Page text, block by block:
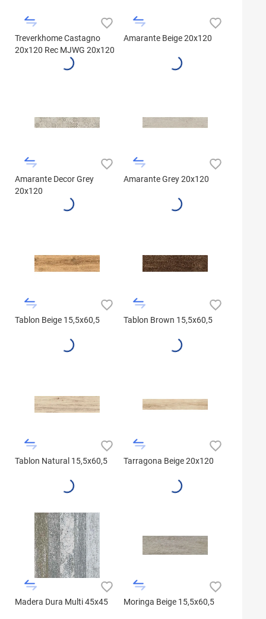
Treverkhome Castagno
20x120 Rec MJWG 20x120
Amarante Beige 20x120
Amarante Decor Grey
20x120
Amarante Grey 20x120
Tablon Beige 15,5x60,5 Tablon Brown 15,5x60,5
Tablon Natural 15,5x60,5 Tarragona Beige 20x120
Madera Dura Multi 45x45 Moringa Beige 15,5x60,5